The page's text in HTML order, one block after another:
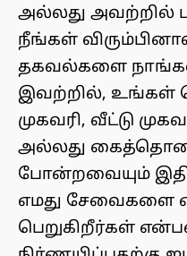
அல்லது அவற்றில்
நீங்கள்
தகவல்களை
இவற்றில், உங்கள்
முகவரி, வீட்டு
அல்லது
போன்றவையும்
எமது சேவைகளை
பெறுகிறீர்கள்